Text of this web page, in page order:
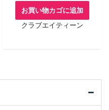
お買い物カゴに追加
クラブエイティーン